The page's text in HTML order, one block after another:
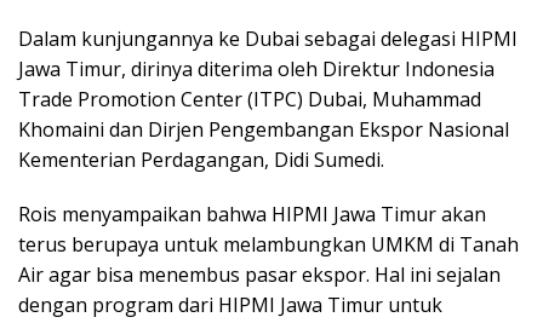
Dalam kunjungannya ke Dubai sebagai delegasi HIPMI
Jawa Timur, dirinya diterima oleh Direktur Indonesia
Trade Promotion Center (ITPC) Dubai, Muhammad
Khomaini dan Dirjen Pengembangan Ekspor Nasional
Kementerian Perdagangan, Didi Sumedi.
Rois menyampaikan bahwa HIPMI Jawa Timur akan
terus berupaya untuk melambungkan UMKM di Tanah
Air agar bisa menembus pasar ekspor. Hal ini sejalan
dengan program dari HIPMI Jawa Timur untuk